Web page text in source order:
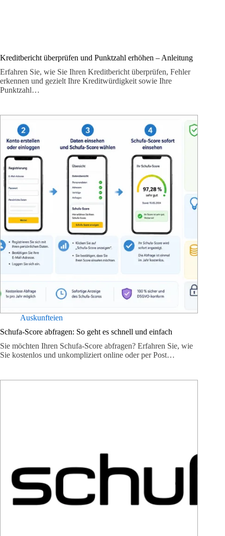
Kreditbericht überprüfen und Punktzahl erhöhen – Anleitung
Erfahren Sie, wie Sie Ihren Kreditbericht überprüfen, Fehler
erkennen und gezielt Ihre Kreditwürdigkeit sowie Ihre
Punktzahl…
Auskunfteien
Schufa-Score abfragen: So geht es schnell und einfach
Sie möchten Ihren Schufa-Score abfragen? Erfahren Sie, wie
Sie kostenlos und unkompliziert online oder per Post…